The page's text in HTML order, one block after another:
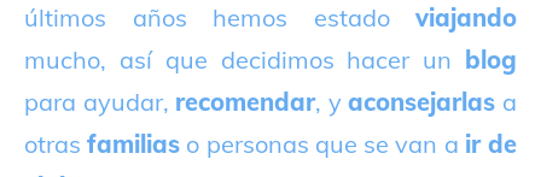
últimos años hemos estado viajando
mucho, así que decidimos hacer un blog
para ayudar, recomendar, yaconsejarlas a
otrasfamilias o personas que se van a ir de